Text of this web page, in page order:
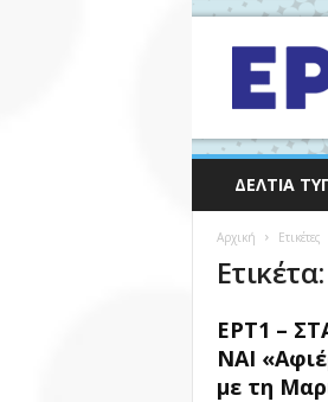
ΔΕΛΤΊΑ
Αρχική Ετικέτες
ΕΡΤ1 –
ΝΑΙ
με τη